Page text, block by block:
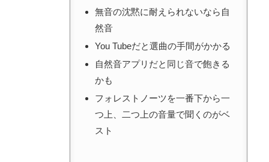
無音の沈黙に耐えられないなら自
然音
You Tubeだと選曲の手間がかかる
自然音アプリだと同じ音で飽きる
かも
フォレストノーツを一番下から一
つ上、二つ上の音量で聞くのがベ
スト